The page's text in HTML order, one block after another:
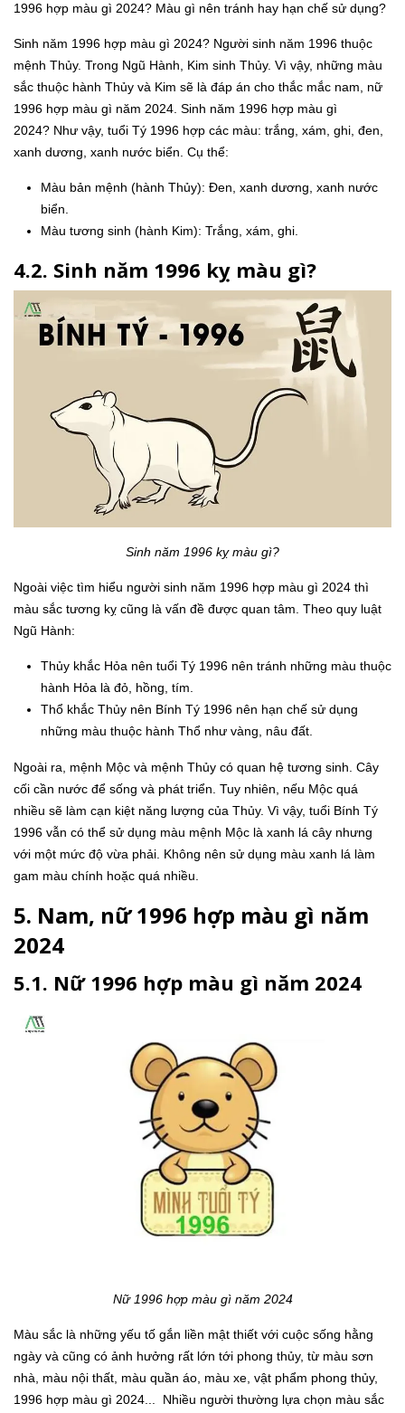
1996 hợp màu gì 2024? Màu gì nên tránh hay hạn chế sử dụng?
Sinh năm 1996 hợp màu gì 2024? Người sinh năm 1996 thuộc
mệnh Thủy. Trong Ngũ Hành, Kim sinh Thủy. Vì vậy, những màu
sắc thuộc hành Thủy và Kim sẽ là đáp án cho thắc mắc nam, nữ
1996 hợp màu gì năm 2024. Sinh năm 1996 hợp màu gì
2024? Như vậy, tuổi Tý 1996 hợp các màu: trắng, xám, ghi, đen,
xanh dương, xanh nước biển. Cụ thể:
Màu bản mệnh (hành Thủy): Đen, xanh dương, xanh nước
biển.
Màu tương sinh (hành Kim): Trắng, xám, ghi.
4.2. Sinh năm 1996 kỵ màu gì?
Sinh năm 1996 kỵ màu gì?
Ngoài việc tìm hiểu người sinh năm 1996 hợp màu gì 2024 thì
màu sắc tương kỵ cũng là vấn đề được quan tâm. Theo quy luật
Ngũ Hành:
Thủy khắc Hỏa nên tuổi Tý 1996 nên tránh những màu thuộc
hành Hỏa là đỏ, hồng, tím.
Thổ khắc Thủy nên Bính Tý 1996 nên hạn chế sử dụng
những màu thuộc hành Thổ như vàng, nâu đất.
Ngoài ra, mệnh Mộc và mệnh Thủy có quan hệ tương sinh. Cây
cối cần nước để sống và phát triển. Tuy nhiên, nếu Mộc quá
nhiều sẽ làm cạn kiệt năng lượng của Thủy. Vì vậy, tuổi Bính Tý
1996 vẫn có thể sử dụng màu mệnh Mộc là xanh lá cây nhưng
với một mức độ vừa phải. Không nên sử dụng màu xanh lá làm
gam màu chính hoặc quá nhiều.
5. Nam, nữ 1996 hợp màu gì năm
2024
5.1. Nữ 1996 hợp màu gì năm 2024
Nữ 1996 hợp màu gì năm 2024
Màu sắc là những yếu tố gắn liền mật thiết với cuộc sống hằng
ngày và cũng có ảnh hưởng rất lớn tới phong thủy, từ màu sơn
nhà, màu nội thất, màu quần áo, màu xe, vật phẩm phong thủy,
1996 hợp màu gì 2024... Nhiều người thường lựa chọn màu sắc